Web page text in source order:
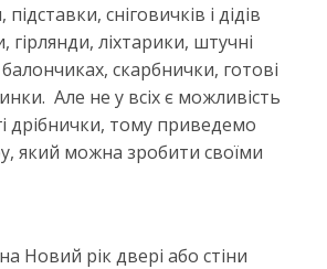
сніговичків і дідів
гірлянди, ліхтарики, штучні
балончиках, скарбнички, готові
Але не у всіх є можливість
дрібнички, тому приведемо
який можна зробити своїми
Новий рік двері або стіни